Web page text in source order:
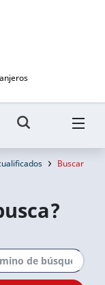
Buscar